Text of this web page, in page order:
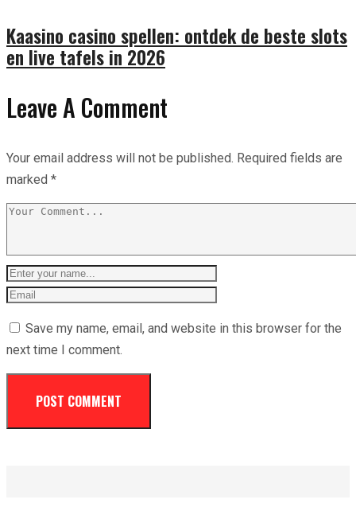
Kaasino casino spellen: ontdek de beste slots
en live tafels in 2026
Leave A Comment
Your email address will not be published. Required fields are
marked *
Save my name, email, and website in this browser for the
next time I comment.